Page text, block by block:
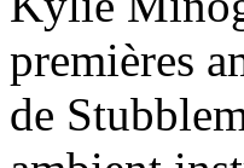
premières
de